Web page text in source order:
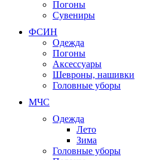
Погоны
Сувениры
ФСИН
Одежда
Погоны
Аксессуары
Шевроны, нашивки
Головные уборы
МЧС
Одежда
Лето
Зима
Головные уборы